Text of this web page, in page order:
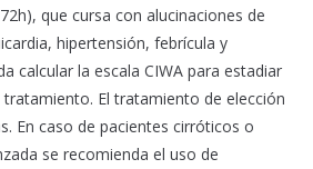
que cursa con alucinaciones de
hipertensión, febrícula y
calcular la escala CIWA para estadiar
El tratamiento de elección
En caso de pacientes cirróticos o
se recomienda el uso de